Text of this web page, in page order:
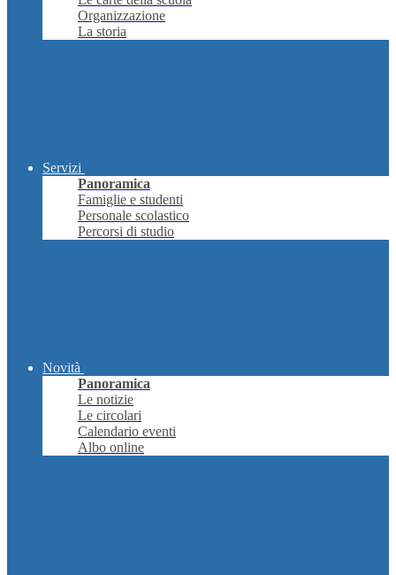
Organizzazione
La storia
Servizi
Panoramica
Famiglie e studenti
Personale scolastico
Percorsi di studio
Novità
Panoramica
Le notizie
Le circolari
Calendario eventi
Albo online